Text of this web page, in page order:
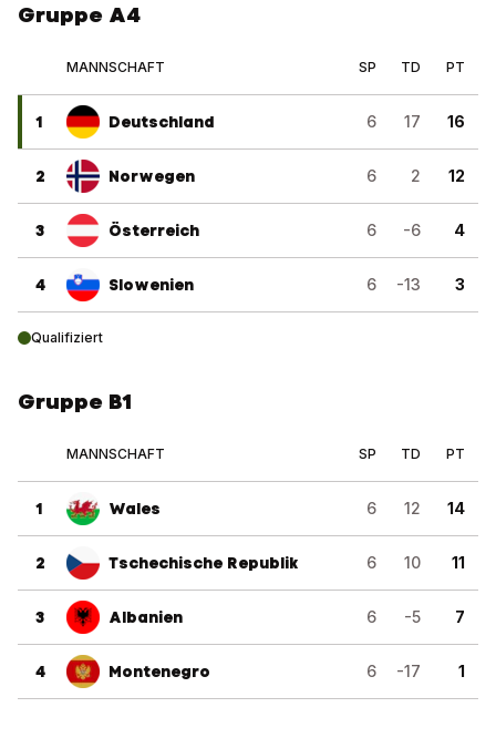
Gruppe A4
MANNSCHAFT SP TD PT
1 Deutschland 6 17 16
2 Norwegen 6 2 12
3 Österreich 6 -6 4
4 Slowenien 6 -13 3
Qualifiziert
Gruppe B1
MANNSCHAFT SP TD PT
1 Wales 6 12 14
2 Tschechische Republik 6 10 11
3 Albanien 6 -5 7
4 Montenegro 6 -17 1